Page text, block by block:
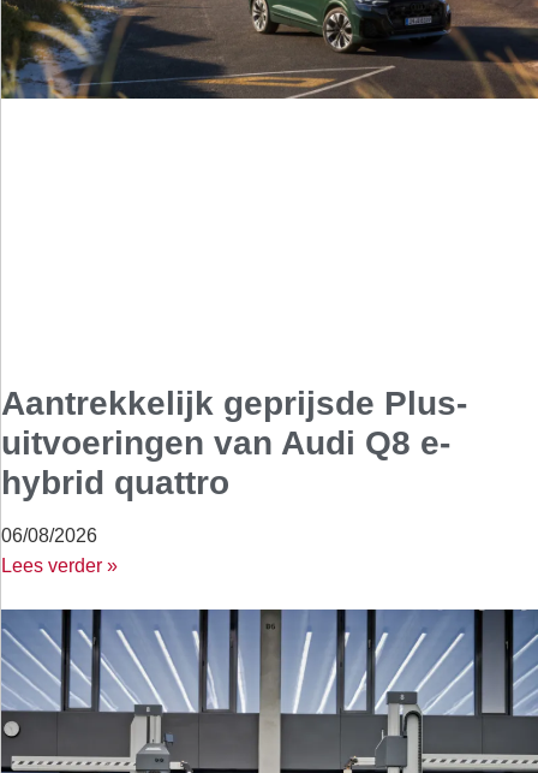
Aantrekkelijk geprijsde Plus-
uitvoeringen van Audi Q8 e-
hybrid quattro
06/08/2026
Lees verder »